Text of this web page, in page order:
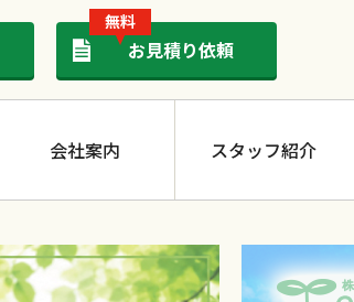
無料
お見積り依頼
会社案内 スタッフ紹介